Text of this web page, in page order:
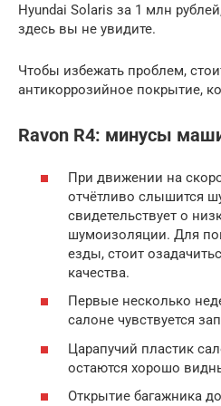
Hyundai Solaris за 1 млн
здесь вы не увидите.
Чтобы избежать проблем,
антикоррозийное покрытие,
Ravon R4: минусы
При движении на
отчётливо слышится
свидетельствует о
шумоизоляции. Для
езды, стоит
качества.
Первые несколько
салоне чувствуется
Царапучий пластик
остаются хорошо
Открытие багажника